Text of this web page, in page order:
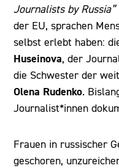
Journalists by Russia”
der EU, sprachen
selbst erlebt haben:
Huseinova, der
die Schwester der
Olena Rudenko.
Journalist*innen
Frauen in russischer
geschoren,